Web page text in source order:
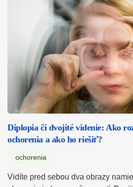
Diplopia či dvojité videnie: Ako
ochorenia a ako ho riešiť?
ochorenia
Vidíte pred sebou dva obrazy